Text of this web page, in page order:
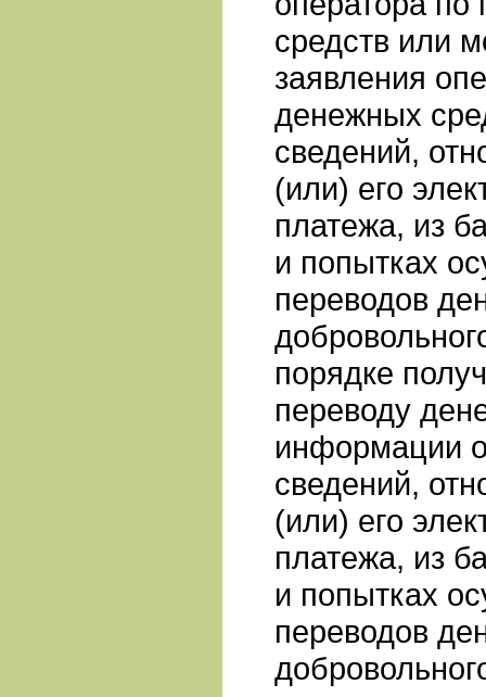
средств или
заявления
денежных
сведений,
(или) его
платежа, из
и попытках
переводов
порядке
переводу
информации
сведений,
(или) его
платежа, из
и попытках
переводов